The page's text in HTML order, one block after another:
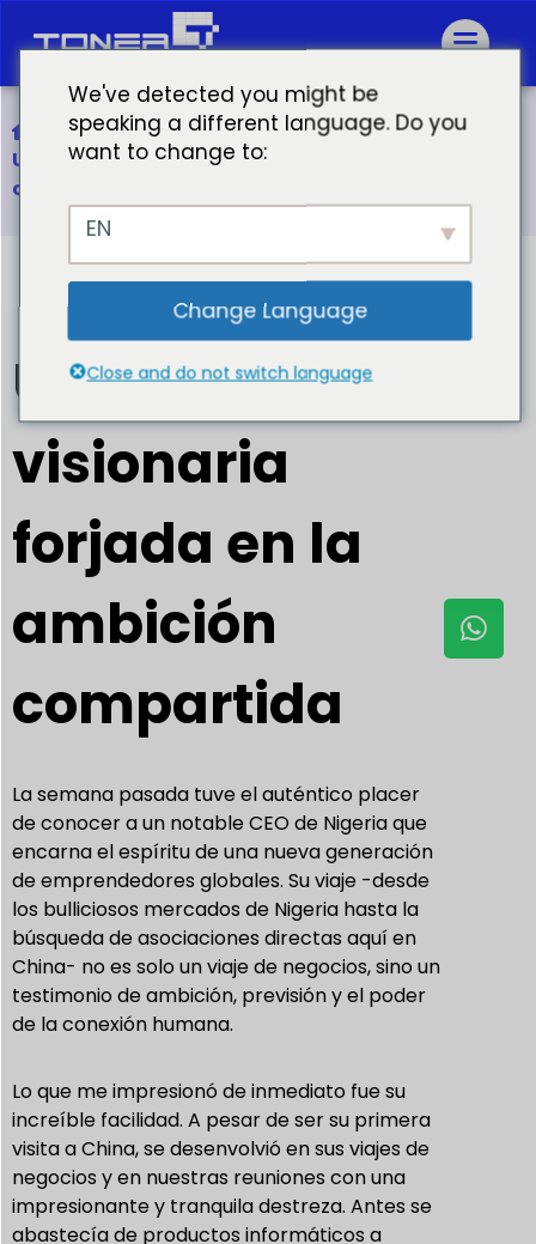
Inicio
Una asociación visionaria forjada en la ambición
compartida
Una asociación
visionaria
forjada en la
ambición
compartida
La semana pasada tuve el auténtico placer
de conocer a un notable CEO de Nigeria que
encarna el espíritu de una nueva generación
de emprendedores globales. Su viaje -desde
los bulliciosos mercados de Nigeria hasta la
búsqueda de asociaciones directas aquí en
China- no es solo un viaje de negocios, sino un
testimonio de ambición, previsión y el poder
de la conexión humana.
Lo que me impresionó de inmediato fue su
increíble facilidad. A pesar de ser su primera
visita a China, se desenvolvió en sus viajes de
negocios y en nuestras reuniones con una
impresionante y tranquila destreza. Antes se
abastecía de productos informáticos a
We've detected you might be
speaking a different language. Do you
want to change to:
EN
Change Language
Close and do not switch language